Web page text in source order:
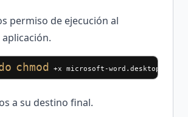
permiso de ejecución al
chmod +x microsoft-word.desktop
a su destino final.